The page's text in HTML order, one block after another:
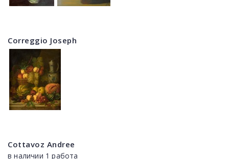
Correggio Joseph
Cottavoz Andree
в наличии 1 работа